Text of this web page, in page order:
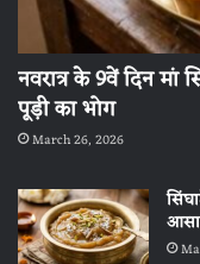
नवरात्र के 9वें दिन मां
पूड़ी का भोग
March 26, 2026